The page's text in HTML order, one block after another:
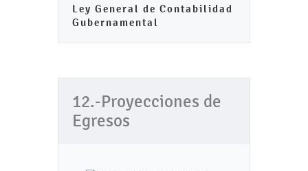
Ley General de Contabilidad
Gubernamental
12.-Proyecciones de
Egresos